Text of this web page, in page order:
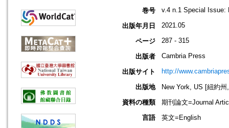
巻号 v.4 n.1 Special Issue:
出版年月日 2021.05
ページ 287 - 315
出版者 Cambria Press
出版サイト http://
出版地
New York, US [紐約
資料の種類
期刊論文=Journal
言語
英文=English